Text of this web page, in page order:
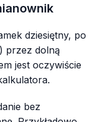
dziesiętny, po
przez dolną
jest oczywiście
bez